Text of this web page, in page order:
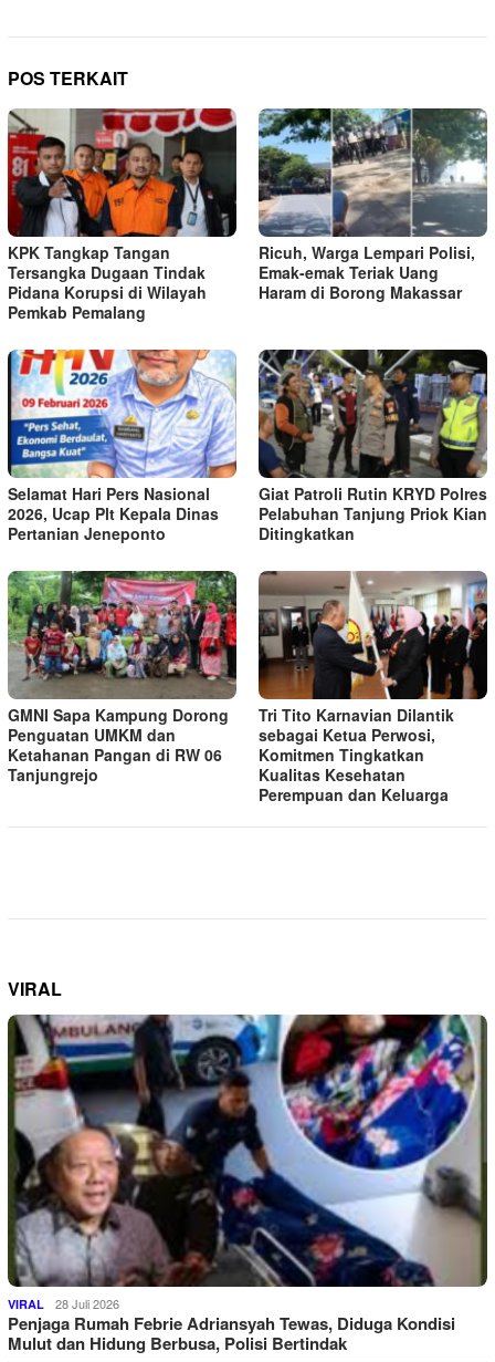
POS TERKAIT
KPK Tangkap Tangan
Tersangka Dugaan Tindak
Pidana Korupsi di Wilayah
Pemkab Pemalang
Ricuh, Warga Lempari Polisi,
Emak-emak Teriak Uang
Haram di Borong Makassar
Selamat Hari Pers Nasional
2026, Ucap Plt Kepala Dinas
Pertanian Jeneponto
Giat Patroli Rutin KRYD Polres
Pelabuhan Tanjung Priok Kian
Ditingkatkan
GMNI Sapa Kampung Dorong
Penguatan UMKM dan
Ketahanan Pangan di RW 06
Tanjungrejo
Tri Tito Karnavian Dilantik
sebagai Ketua Perwosi,
Komitmen Tingkatkan
Kualitas Kesehatan
Perempuan dan Keluarga
VIRAL
VIRAL 28 Juli 2026
Penjaga Rumah Febrie Adriansyah Tewas, Diduga Kondisi
Mulut dan Hidung Berbusa, Polisi Bertindak